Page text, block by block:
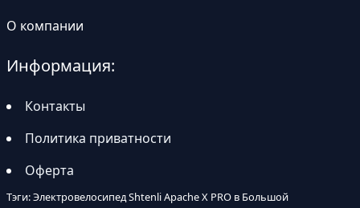
О компании
Информация:
Контакты
Политика приватности
Оферта
Тэги: Электровелосипед Shtenli Apache X PRO в Большой